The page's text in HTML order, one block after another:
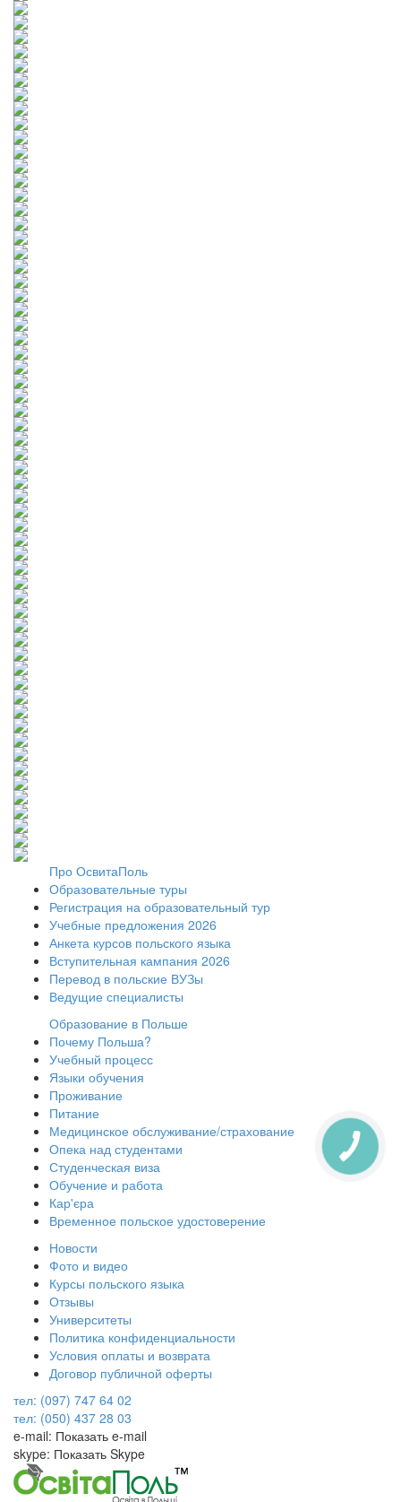
Про ОсвитаПоль
Образовательные туры
Регистрация на образовательный тур
Учебные предложения 2026
Анкета курсов польского языка
Вступительная кампания 2026
Перевод в польские ВУЗы
Ведущие специалисты
Образование в Польше
Почему Польша?
Учебный процесс
Языки обучения
Проживание
Питание
Медицинское обслуживание/страхование
Опека над студентами
Студенческая виза
Обучение и работа
Кар'єра
Временное польское удостоверение
Новости
Фото и видео
Курсы польского языка
Отзывы
Университеты
Политика конфиденциальности
Условия оплаты и возврата
Договор публичной оферты
тел: (097) 747 64 02
тел: (050) 437 28 03
e-mail: Показать e-mail
skype: Показать Skype